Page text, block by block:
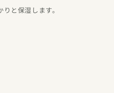
と保湿します。